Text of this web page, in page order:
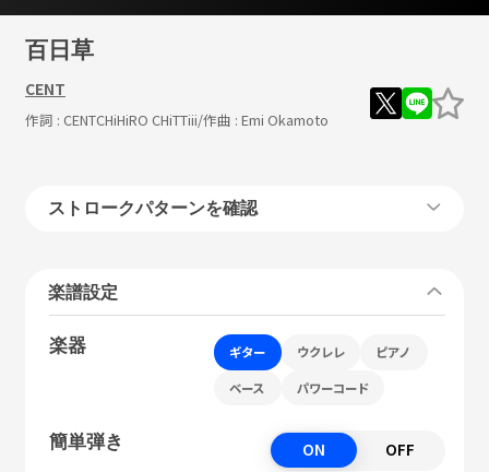
百日草
CENT
作詞 : CENTCHiHiRO CHiTTiii/作曲 : Emi Okamoto
ストロークパターンを確認
楽譜設定
楽器 ギター ウクレレ ピアノ
ベース パワーコード
簡単弾き ON OFF